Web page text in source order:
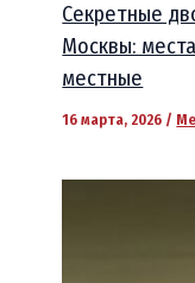
Секретные
Москвы:
местные
16 марта, 2026 /